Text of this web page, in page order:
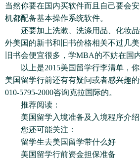
当然你要在国内买软件而且自己要会
机都配备基本操作系统软件。
还要加上洗漱、洗涤用品、化妆品
外美国的新书和旧书价格相关不过几
旧书会便宜很多，学MBA的不妨在国
以上是2015美国留学行李清单，你
美国留学行前还有有疑问或者感兴趣
010-5795-2000咨询克拉国际的。
推荐阅读：
美国留学入境准备及入境程序介绍
您还可能关注：
留学生去美国留学带什么好
美国留学行前资金担保准备